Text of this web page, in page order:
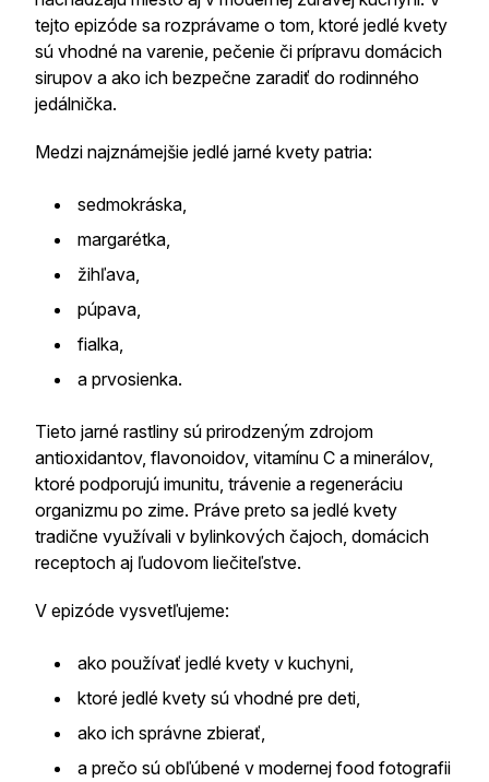
tejto epizóde sa rozprávame o tom, ktoré jedlé kvety
sú vhodné na varenie, pečenie či prípravu domácich
sirupov a ako ich bezpečne zaradiť do rodinného
jedálnička.
Medzi najznámejšie jedlé jarné kvety patria:
sedmokráska,
margarétka,
žihľava,
púpava,
fialka,
a prvosienka.
Tieto jarné rastliny sú prirodzeným zdrojom
antioxidantov, flavonoidov, vitamínu C a minerálov,
ktoré podporujú imunitu, trávenie a regeneráciu
organizmu po zime. Práve preto sa jedlé kvety
tradične využívali v bylinkových čajoch, domácich
receptoch aj ľudovom liečiteľstve.
V epizóde vysvetľujeme:
ako používať jedlé kvety v kuchyni,
ktoré jedlé kvety sú vhodné pre deti,
ako ich správne zbierať,
a prečo sú obľúbené v modernej food fotografii